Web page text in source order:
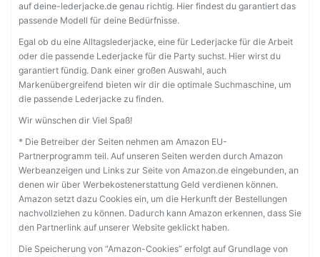
auf deine-lederjacke.de genau richtig. Hier findest du garantiert das
passende Modell für deine Bedürfnisse.
Egal ob du eine Alltagslederjacke, eine für Lederjacke für die Arbeit
oder die passende Lederjacke für die Party suchst. Hier wirst du
garantiert fündig. Dank einer großen Auswahl, auch
Markenübergreifend bieten wir dir die optimale Suchmaschine, um
die passende Lederjacke zu finden.
Wir wünschen dir Viel Spaß!
* Die Betreiber der Seiten nehmen am Amazon EU-
Partnerprogramm teil. Auf unseren Seiten werden durch Amazon
Werbeanzeigen und Links zur Seite von Amazon.de eingebunden, an
denen wir über Werbekostenerstattung Geld verdienen können.
Amazon setzt dazu Cookies ein, um die Herkunft der Bestellungen
nachvollziehen zu können. Dadurch kann Amazon erkennen, dass Sie
den Partnerlink auf unserer Website geklickt haben.
Die Speicherung von “Amazon-Cookies” erfolgt auf Grundlage von